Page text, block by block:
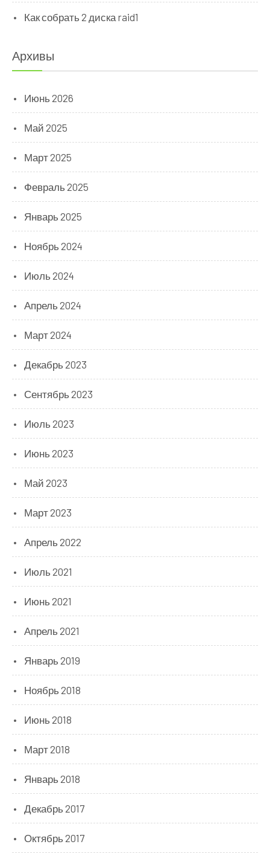
Как собрать 2 диска raid1
Архивы
Июнь 2026
Май 2025
Март 2025
Февраль 2025
Январь 2025
Ноябрь 2024
Июль 2024
Апрель 2024
Март 2024
Декабрь 2023
Сентябрь 2023
Июль 2023
Июнь 2023
Май 2023
Март 2023
Апрель 2022
Июль 2021
Июнь 2021
Апрель 2021
Январь 2019
Ноябрь 2018
Июнь 2018
Март 2018
Январь 2018
Декабрь 2017
Октябрь 2017